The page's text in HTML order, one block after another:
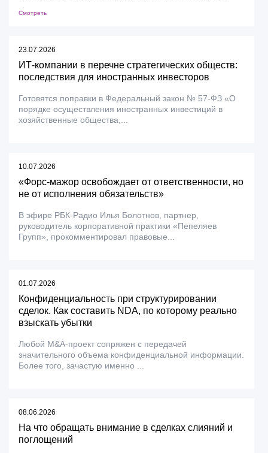
Смотреть
23.07.2026
ИТ-компании в перечне стратегических обществ:
последствия для иностранных инвесторов
Готовятся поправки в Федеральный закон № 57-ФЗ «О
порядке осуществления иностранных инвестиций в
хозяйственные общества,...
10.07.2026
«Форс-мажор освобождает от ответственности, но
не от исполнения обязательств»
В эфире РБК-Радио Илья Болотнов, партнер,
руководитель корпоративной практики «Пепеляев
Групп», прокомментировал правовые...
01.07.2026
Конфиденциальность при структурировании
сделок. Как составить NDA, по которому реально
взыскать убытки
Любой M&A-проект сопряжен с передачей
значительного объема конфиденциальной информации.
Более того, зачастую именно ...
08.06.2026
На что обращать внимание в сделках слияний и
поглощений